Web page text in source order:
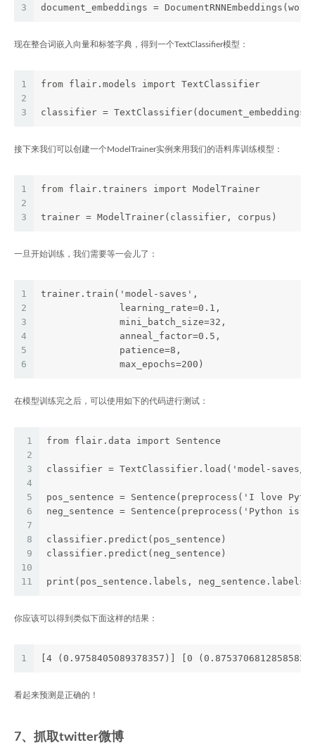
3
document_embeddings =
现在整合词嵌入向量和标签字典，得到一个TextClassifier模型：
1
2
3
from flair.models import TextClassifier
classifier =
接下来我们可以创建一个ModelTrainer实例来用我们的语料库训练模型：
1
2
3
from flair.trainers import ModelTrainer
trainer = ModelTrainer(classifier, corpus)
一旦开始训练，我们需要等一会儿了：
1
2
3
4
5
6
trainer.train('model-saves',
              learning_rate=0.1,
              mini_batch_size=32,
              anneal_factor=0.5,
              patience=8,
              max_epochs=200)
在模型训练完之后，可以使用如下的代码进行测试：
1
2
3
4
5
6
7
8
9
10
11
from flair.data import Sentence
classifier = TextClassifier.load('model-saves/
pos_sentence = Sentence(preprocess('I love
neg_sentence = Sentence(preprocess('Python is
classifier.predict(pos_sentence)
classifier.predict(neg_sentence)
print(pos_sentence.labels, neg_sentence.labels)
你应该可以得到类似下面这样的结果：
1 [4 (0.9758405089378357)] [0
看起来预测是正确的！
7、抓取twitter微博